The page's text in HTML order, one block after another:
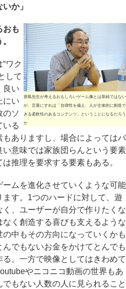
か」
原島先生が考えるおもしろいゲーム像とは単純ではない
が、言葉にすれば「自律性を備え、人が主体的に創造で
きる柔軟性のあるコンテンツ」ということになるだろう
か
も
ワク
して
良い
にい
のソ
いる
ありますし、場合によってはバ
意味では家族団らんという要素
推理を要求する要素もある。
ムを進化させていくような可能
す。1つのハードに対して、遊
、ユーザーが自分で作りたくな
く創造する喜びも支えるような
中もその方向になっていくかも
でもないお金をかけてとんでも
。一方で映像としてはきわめて
やニコニコ動画の世界もあ
もない人数の人に見られること